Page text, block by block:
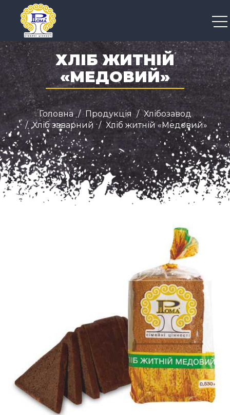
+38 050 300 04 96
ХЛІБ ЖИТНІЙ
«МЕДОВИЙ»
Головна Продукція
Хлібозавод
Хліб заварний
Хліб житній «Медовий»